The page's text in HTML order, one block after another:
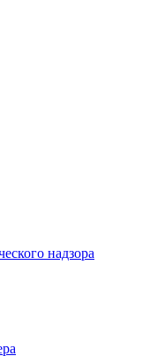
надзора